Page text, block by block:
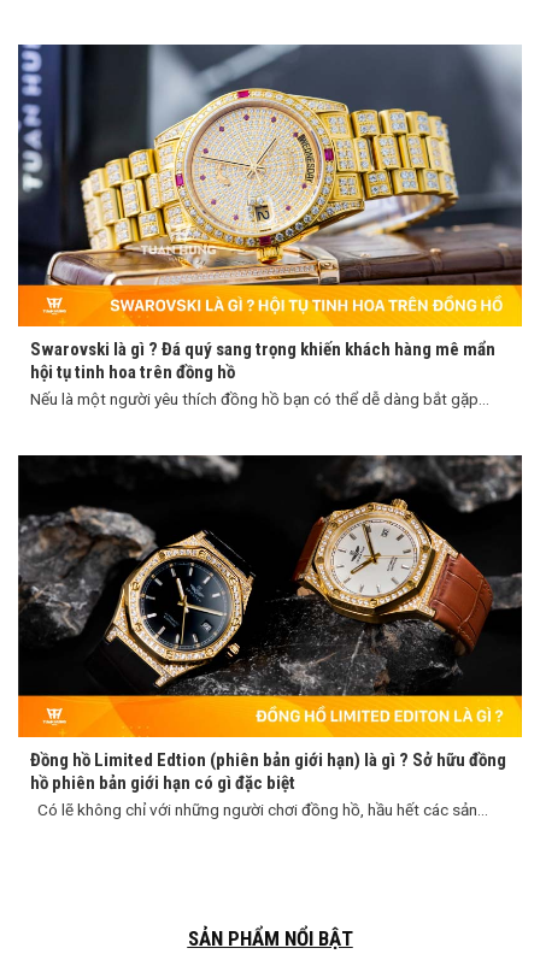
Swarovski là gì ? Đá quý sang trọng khiến khách hàng mê mẩn
hội tụ tinh hoa trên đồng hồ
Nếu là một người yêu thích đồng hồ bạn có thể dễ dàng bắt gặp...
Đồng hồ Limited Edtion (phiên bản giới hạn) là gì ? Sở hữu đồng
hồ phiên bản giới hạn có gì đặc biệt
Có lẽ không chỉ với những người chơi đồng hồ, hầu hết các sản...
SẢN PHẨM NỔI BẬT